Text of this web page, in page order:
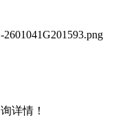
2601041G201593.png
详情！